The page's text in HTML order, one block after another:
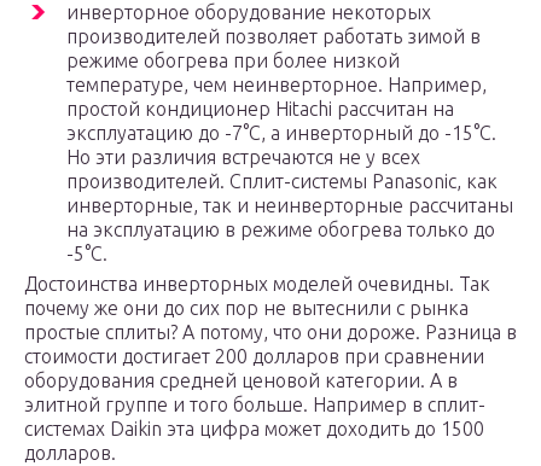
инверторное оборудование некоторых
производителей позволяет работать зимой в
режиме обогрева при более низкой
температуре, чем неинверторное. Например,
простой кондиционер Hitachi рассчитан на
эксплуатацию до -7°С, а инверторный до -15°С.
Но эти различия встречаются не у всех
производителей. Сплит-системы Panasonic, как
инверторные, так и неинверторные рассчитаны
на эксплуатацию в режиме обогрева только до
-5°С.
Достоинства инверторных моделей очевидны. Так
почему же они до сих пор не вытеснили с рынка
простые сплиты? А потому, что они дороже. Разница в
стоимости достигает 200 долларов при сравнении
оборудования средней ценовой категории. А в
элитной группе и того больше. Например в сплит-
системах Daikin эта цифра может доходить до 1500
долларов.